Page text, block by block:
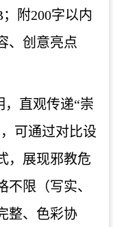
；附200字以内
、创意亮点
直观传递“崇
可通过对比设
，展现邪教危
限（写实、
整、色彩协